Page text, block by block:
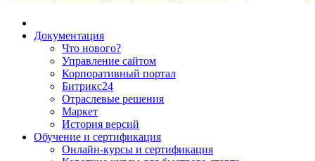
Документация
Что нового?
Управление сайтом
Корпоративный портал
Битрикс24
Отраслевые решения
Маркет
История версий
Обучение и сертификация
Онлайн-курсы и сертификация